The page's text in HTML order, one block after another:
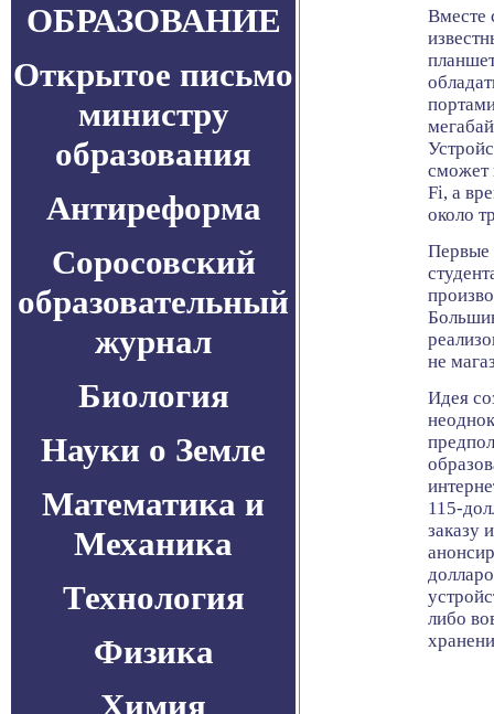
ОБРАЗОВАНИЕ
Открытое письмо
министру
образования
Антиреформа
Соросовский
образовательный
журнал
Биология
Науки о Земле
Математика и
Механика
Технология
Физика
Химия
Вместе
сможет
Fi, а
около
Первые
не
Идея
115-
заказу
либо